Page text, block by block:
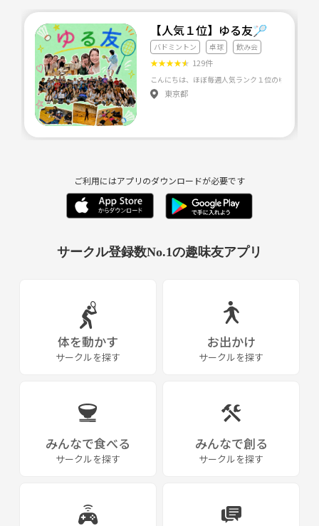
・飲み物
・体育館用上靴（必須）
・タオル
・運動できる服装
※シャトルはサークルで用意します！
参加希望の方は以下の情報を教えてください！
（ハンドルネームでもOKです）
バドミントン歴：
ラケットの有無：
22金ラピオ19:30～21：30
23土ラピオ11：30～15：30
24日ラピオ13：30～17：30
25月アデリア19：00～21：00
アデリア：アデリア総合体育文化センター（岩倉市）
アリーナ：パークアリーナ小牧
【人気１位】ゆる友🏸
バドミントン 卓球 飲み会
★★★★★ 129件
東京都
ご利用にはアプリのダウンロードが必要です
サークル登録数No.1の趣味友アプリ
体を動かす
サークルを探す
お出かけ
サークルを探す
みんなで食べる
サークルを探す
みんなで創る
サークルを探す